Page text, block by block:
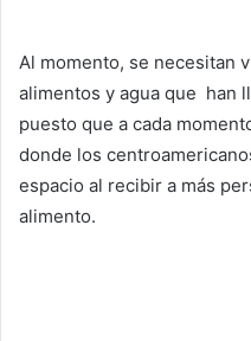
Al momento, se necesitan
alimentos y agua que han
puesto que a cada
donde los
espacio al recibir a más
alimento.